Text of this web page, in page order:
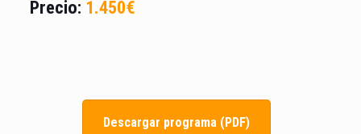
Precio: 1.450€
Descargar programa (PDF)